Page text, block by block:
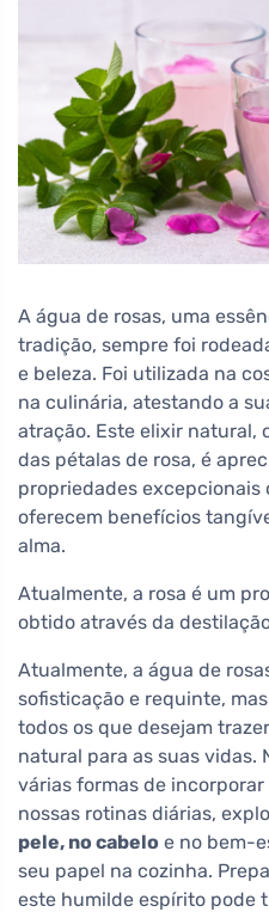
A água de rosas, uma
tradição, sempre foi
e beleza. Foi utilizada na
na culinária, atestando a
atração. Este elixir natural,
das pétalas de rosa, é
propriedades excepcionais
oferecem benefícios
alma.
Atualmente, a rosa é um
obtido através da
Atualmente, a água de
sofisticação e requinte,
todos os que desejam
natural para as suas vidas.
várias formas de
nossas rotinas diárias,
pele, no cabelo e no bem-
seu papel na cozinha.
este humilde espírito pode